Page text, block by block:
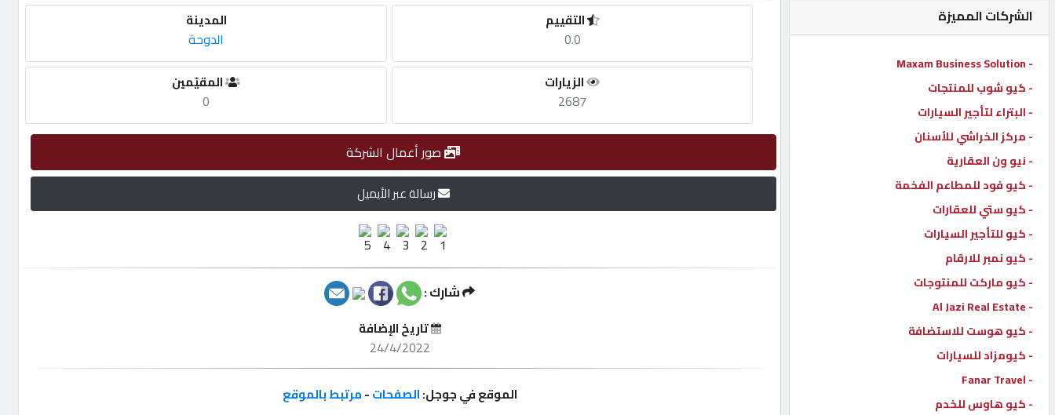
إبحث
إتصل
بنا
إعلانات
المنتدى
كيو
مزاد
كيو
نمبر
الشركات المميزة
- Maxam Business Solution
- كيو شوب للمنتجات
- البتراء لتأجير السيارات
- مركز الخراشي للأسنان
- نيو ون العقارية
- كيو فود للمطاعم الفخمة
- كيو ستي للعقارات
- كيو للتأجير السيارات
- كيو نمبر للارقام
- كيو ماركت للمنتوجات
- Al Jazi Real Estate
- كيو هوست للاستضافة
- كيومزاد للسيارات
- Fanar Travel
- كيو هاوس للخدم
المدينة
الدوحة
التقييم
0.0
المقيّمين
0
الزيارات
2687
صور أعمال الشركة
رسالة عبر الأيميل
شارك :
تاريخ الإضافة
24/4/2022
الموقع في جوجل:الصفحات-مرتبط بالموقع